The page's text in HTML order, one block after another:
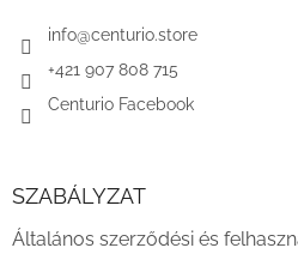
info@centurio.store
+421 907 808 715
Centurio Facebook
SZABÁLYZAT
Általános szerződési és